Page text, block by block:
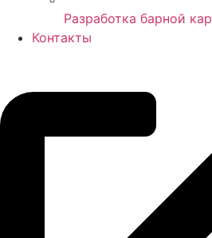
Разработка барной
Контакты